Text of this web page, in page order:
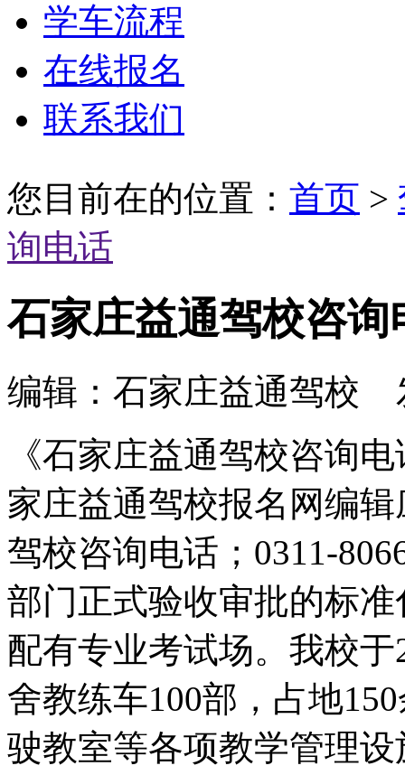
学车流程
在线报名
联系我们
您目前在的位置： 首页 >
询电话
石家庄益通驾校咨询
编辑：石家庄益通驾校
《石家庄益通驾校咨询
家庄益通驾校报名网编
驾校咨询电话；0311-
部门正式验收审批的标
配有专业考试场。我校
舍教练车100部，占地
驶教室等各项教学管理